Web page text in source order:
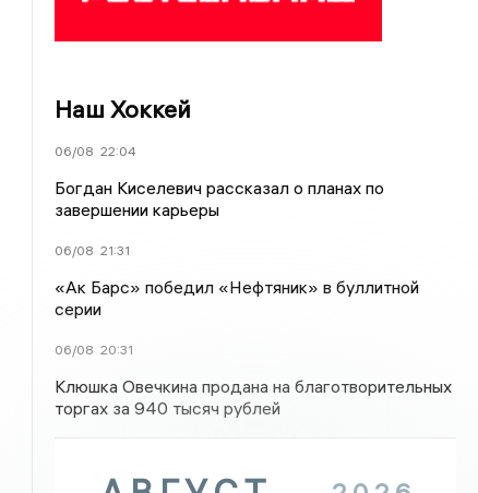
Наш Хоккей
06/08 22:04
Богдан Киселевич рассказал о планах по
завершении карьеры
06/08 21:31
«Ак Барс» победил «Нефтяник» в буллитной
серии
06/08 20:31
Клюшка Овечкина продана на благотворительных
торгах за 940 тысяч рублей